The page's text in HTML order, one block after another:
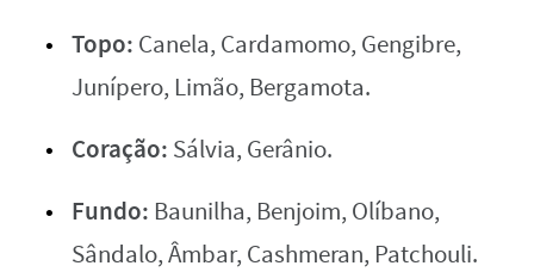
Topo: Canela, Cardamomo, Gengibre,
Junípero, Limão, Bergamota.
Coração: Sálvia, Gerânio.
Fundo: Baunilha, Benjoim, Olíbano,
Sândalo, Âmbar, Cashmeran, Patchouli.